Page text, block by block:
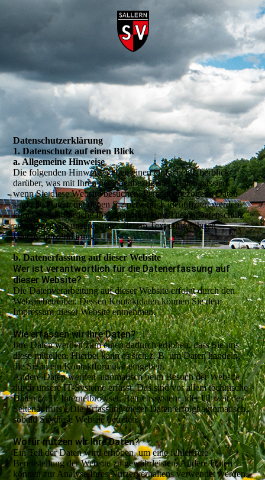
Daten­­schutz­­erklärung
1. Datenschutz auf einen Blick
a. Allgemeine Hinweise
Die folgenden Hinweise geben einen einfachen Überblick
darüber, was mit Ihren personenbezogenen Daten passiert,
wenn Sie diese Website besuchen. Personenbezogene Daten
sind alle Daten, mit denen Sie persönlich identifiziert werden
können. Ausführliche Informationen zum Thema Datenschutz
entnehmen Sie unserer unter diesem Text aufgeführten
Datenschutzerklärung.
b. Datenerfassung auf dieser Website
Wer ist verantwortlich für die Datenerfassung auf
dieser Website?
Die Datenverarbeitung auf dieser Website erfolgt durch den
Websitebetreiber. Dessen Kontaktdaten können Sie dem
Impressum dieser Website entnehmen.
Wie erfassen wir Ihre Daten?
Ihre Daten werden zum einen dadurch erhoben, dass Sie uns
diese mitteilen. Hierbei kann es sich z. B. um Daten handeln,
die Sie in ein Kontaktformular eingeben.
Andere Daten werden automatisch beim Besuch der Website
durch unsere IT-Systeme erfasst. Das sind vor allem technische
Daten (z. B. Internetbrowser, Betriebssystem oder Uhrzeit des
Seitenaufrufs). Die Erfassung dieser Daten erfolgt automatisch,
sobald Sie diese Website betreten.
Wofür nutzen wir Ihre Daten?
Ein Teil der Daten wird erhoben, um eine fehlerfreie
Bereitstellung der Website zu gewährleisten. Andere Daten
können zur Analyse Ihres Nutzerverhaltens verwendet werden.